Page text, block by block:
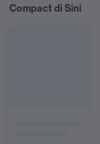
Compact di Sini